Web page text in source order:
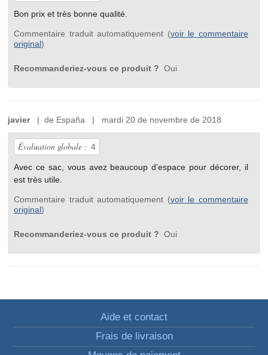
Bon prix et très bonne qualité.
Commentaire traduit automatiquement (voir le commentaire
original)
Recommanderiez-vous ce produit ? Oui
javier| de España | mardi 20 de novembre de 2018
Évaluation globale : 4
Avec ce sac, vous avez beaucoup d'espace pour décorer, il
est très utile.
Commentaire traduit automatiquement (voir le commentaire
original)
Recommanderiez-vous ce produit ? Oui
Aide et contact
Frais de livraison